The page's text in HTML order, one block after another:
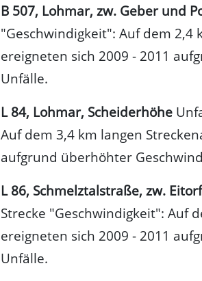
B 507, Lohmar, zw. Geber und
"Geschwindigkeit": Auf dem 2,4
ereigneten sich 2009 - 2011
Unfälle.
L 84, Lohmar, Scheiderhöhe
Auf dem 3,4 km langen
aufgrund überhöhter
L 86, Schmelztalstraße, zw.
Strecke "Geschwindigkeit": Auf
ereigneten sich 2009 - 2011
Unfälle.